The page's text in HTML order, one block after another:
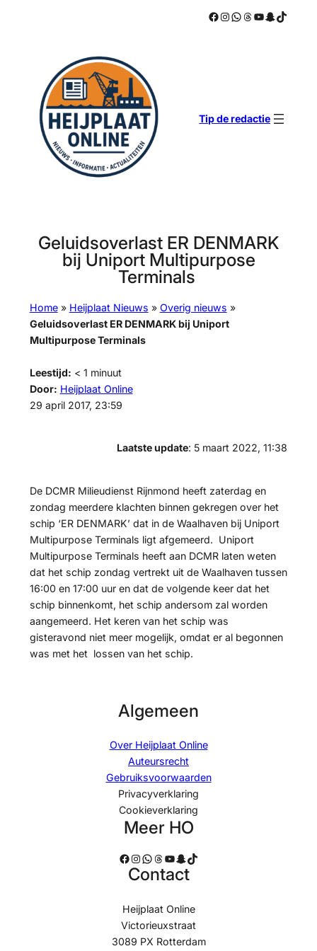
Facebook
Instagram
WhatsApp
Threads
YouTube
Snapchat
TikTok
Tip de redactie
Geluidsoverlast ER DENMARK
bij Uniport Multipurpose
Terminals
Home» Heijplaat Nieuws » Overig nieuws »
Geluidsoverlast ER DENMARK bij Uniport
Multipurpose Terminals
Leestijd: < 1 minuut
Door: Heijplaat Online
29 april 2017, 23:59
Laatste update: 5 maart 2022, 11:38
De DCMR Milieudienst Rijnmond heeft zaterdag en
zondag meerdere klachten binnen gekregen over het
schip ‘ER DENMARK’ dat in de Waalhaven bij Uniport
Multipurpose Terminals ligt afgemeerd. Uniport
Multipurpose Terminals heeft aan DCMR laten weten
dat het schip zondag vertrekt uit de Waalhaven tussen
16:00 en 17:00 uur en dat de volgende keer dat het
schip binnenkomt, het schip andersom zal worden
aangemeerd. Het keren van het schip was
gisteravond niet meer mogelijk, omdat er al begonnen
was met het lossen van het schip.
Algemeen
Over Heijplaat Online
Auteursrecht
Gebruiksvoorwaarden
Privacyverklaring
Cookieverklaring
Meer HO
Facebook Instagram WhatsApp Threads YouTube Snapchat TikTok
Contact
Heijplaat Online
Victorieuxstraat
3089 PX Rotterdam